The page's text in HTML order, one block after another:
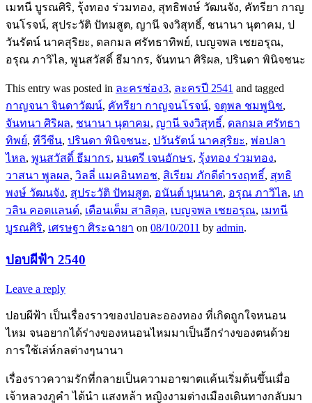
เมทนี บูรณศิริ, รุ้งทอง ร่วมทอง, สุทธิพงษ์ วัฒนจัง, คัทรียา กาญ
จนโรจน์, สุประวัติ ปัทมสูต, ญานี จงวิสุทธิ์, ชนานา นุตาคม, ป
วันรัตน์ นาคสุริยะ, ดลกมล ศรัทธาทิพย์, เบญจพล เชยอรุณ,
อรุณ ภาวิไล, พูนสวัสดิ์ ธีมากร, จันทนา ศิริผล, ปรินดา พินิจชนะ
This entry was posted in ละครช่อง3, ละครปี 2541 and tagged
กาญจนา จินดาวัฒน์, คัทรียา กาญจนโรจน์, จตุพล ชมพูนิช,
จันทนา ศิริผล, ชนานา นุตาคม, ญานี จงวิสุทธิ์, ดลกมล ศรัทธา
ทิพย์, ทีวีซีน, ปรินดา พินิจชนะ, ปวันรัตน์ นาคสุริยะ, พ่อปลา
ไหล, พูนสวัสดิ์ ธีมากร, มนตรี เจนอักษร, รุ้งทอง ร่วมทอง,
วาสนา พูลผล, วิลลี่ แมคอินทอช, สิเรียม ภักดีดำรงฤทธิ์, สุทธิ
พงษ์ วัฒนจัง, สุประวัติ ปัทมสูต, อนันต์ บุนนาค, อรุณ ภาวิไล, เก
วลิน คอตแลนด์, เดือนเต็ม สาลิตุล, เบญจพล เชยอรุณ, เมทนี
บูรณศิริ, เศรษฐา ศิระฉายา on 08/10/2011 by admin.
ปอบผีฟ้า 2540
Leave a reply
ปอบผีฟ้า เป็นเรื่องราวของปอบละอองทอง ที่เกิดถูกใจหนอน
ไหม จนอยากได้ร่างของหนอนไหมมาเป็นอีกร่างของตนด้วย
การใช้เล่ห์กลต่างๆนานา
เรื่องราวความรักที่กลายเป็นความอาฆาตแค้นเริ่มต้นขึ้นเมื่อ
เจ้าหลวงภูคำ ได้นำ แสงหล้า หญิงงามต่างเมืองเดินทางกลับมา